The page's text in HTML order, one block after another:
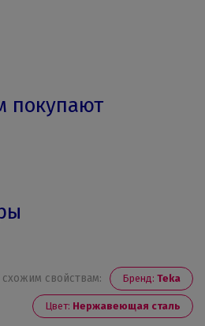
покупают
свойствам: Бренд: Teka
Цвет: Нержавеющая сталь